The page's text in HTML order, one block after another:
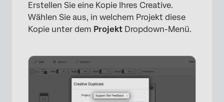
Erstellen Sie eine Kopie Ihres Creative.
Wählen Sie aus, in welchem Projekt diese
Kopie unter dem Projekt Dropdown-Menü.